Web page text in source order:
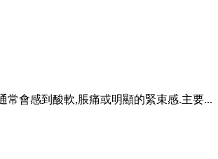
常會感到酸軟,脹痛或明顯的緊束感.主要...